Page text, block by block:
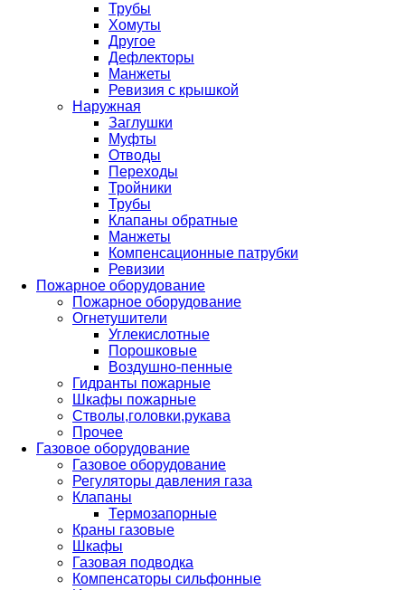
Трубы
Хомуты
Другое
Дефлекторы
Манжеты
Ревизия с крышкой
Наружная
Заглушки
Муфты
Отводы
Переходы
Тройники
Трубы
Клапаны обратные
Манжеты
Компенсационные патрубки
Ревизии
Пожарное оборудование
Пожарное оборудование
Огнетушители
Углекислотные
Порошковые
Воздушно-пенные
Гидранты пожарные
Шкафы пожарные
Стволы,головки,рукава
Прочее
Газовое оборудование
Газовое оборудование
Регуляторы давления газа
Клапаны
Термозапорные
Краны газовые
Шкафы
Газовая подводка
Компенсаторы сильфонные